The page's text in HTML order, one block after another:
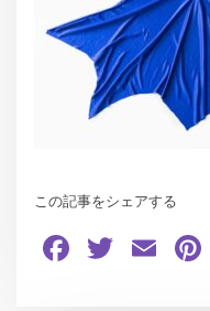
この記事をシェアする